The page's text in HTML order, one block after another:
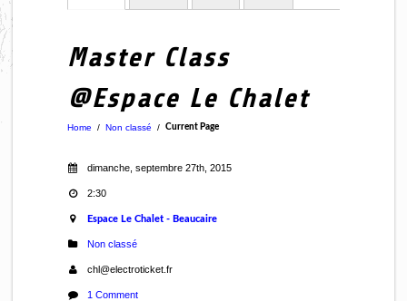
Master Class
@Espace Le Chalet
Home / Non classé / Current Page
dimanche, septembre 27th, 2015
2:30
Espace Le Chalet - Beaucaire
Non classé
chl@electroticket.fr
1 Comment